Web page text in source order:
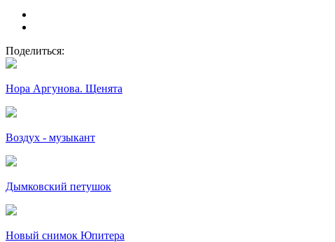
Поделиться:
Нора Аргунова. Щенята
Воздух - музыкант
Дымковский петушок
Новый снимок Юпитера